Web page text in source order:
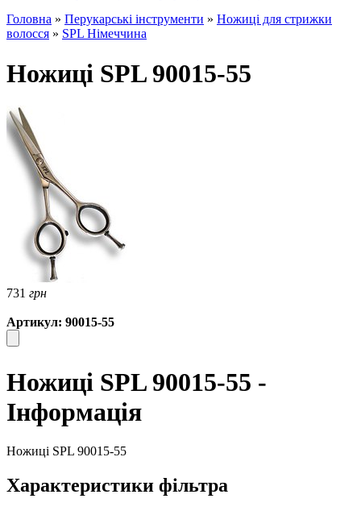
Головна » Перукарські інструменти » Ножиці для стрижки
волосся » SPL Німеччина
Ножиці SPL 90015-55
731 грн
Артикул: 90015-55
Ножиці SPL 90015-55 -
Інформація
Ножиці SPL 90015-55
Характеристики фільтра